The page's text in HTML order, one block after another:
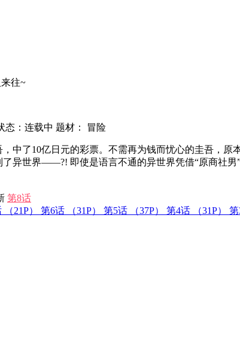
往~
态： 连载中 题材： 冒险
中了10亿日元的彩票。不需再为钱而忧心的圭吾，
异世界——?! 即使是语言不通的异世界凭借“原商社
第8话
（21P） 第6话 （31P） 第5话 （37P） 第4话 （31P）